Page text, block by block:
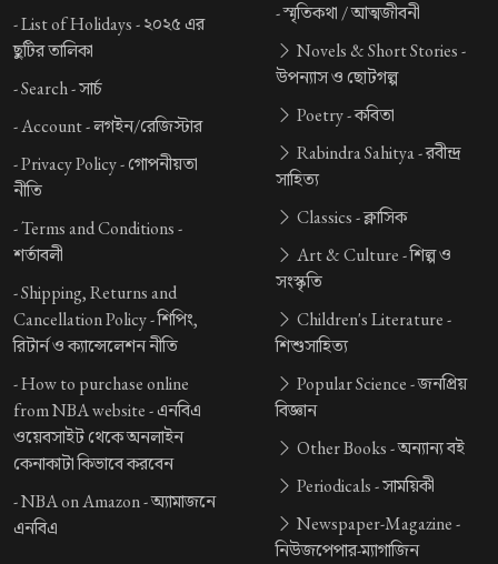
-List of Holidays -২০২৫ এর
ছুটির তালিকা
-Search -সার্চ
-Account -লগইন/রেজিস্টার
-Privacy Policy -গোপনীয়তা
নীতি
-Terms and Conditions -
শর্তাবলী
-Shipping, Returns and
Cancellation Policy -শিপিং,
রিটার্ন ও ক্যান্সেলেশন নীতি
-How to purchase online
from NBA website -এনবিএ
ওয়েবসাইট থেকে অনলাইন
কেনাকাটা কিভাবে করবেন
-NBA on Amazon -অ্যামাজনে
এনবিএ
-স্মৃতিকথা / আত্মজীবনী
Novels & Short Stories -
উপন্যাস ও ছোটগল্প
Poetry -কবিতা
Rabindra Sahitya -রবীন্দ্র
সাহিত্য
Classics -ক্লাসিক
Art & Culture -শিল্প ও
সংস্কৃতি
Children's Literature -
শিশুসাহিত্য
Popular Science -জনপ্রিয়
বিজ্ঞান
Other Books -অন্যান্য বই
Periodicals -সাময়িকী
Newspaper-Magazine -
নিউজপেপার-ম্যাগাজিন